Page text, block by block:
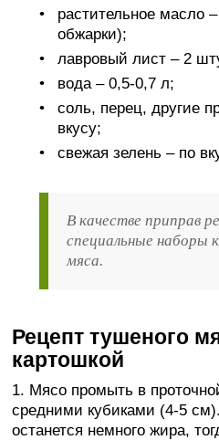
растительное масло
обжарки);
лавровый лист – 2
вода – 0,5-0,7 л;
соль, перец, другие
вкусу;
свежая зелень – по
В качестве приправ
специальные наборы
мяса.
Рецепт тушеного
картошкой
1. Мясо промыть в
средними кубиками (4-5
останется немного жира,